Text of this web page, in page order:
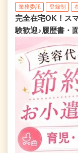
業務委託 登録制
完全在宅OK！ス
験歓迎♪履歴書・